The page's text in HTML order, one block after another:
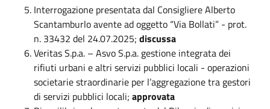
Interrogazione presentata dal Consigliere Alberto
Scantamburlo avente ad oggetto “Via Bollati” - prot.
n. 33432 del 24.07.2025; discussa
Veritas S.p.a. – Asvo S.p.a. gestione integrata dei
rifiuti urbani e altri servizi pubblici locali - operazioni
societarie straordinarie per l’aggregazione tra gestori
di servizi pubblici locali; approvata